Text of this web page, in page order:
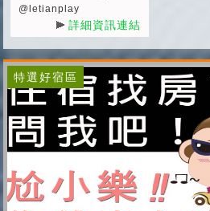
@letianplay
詳細資訊連結
特選好宿區